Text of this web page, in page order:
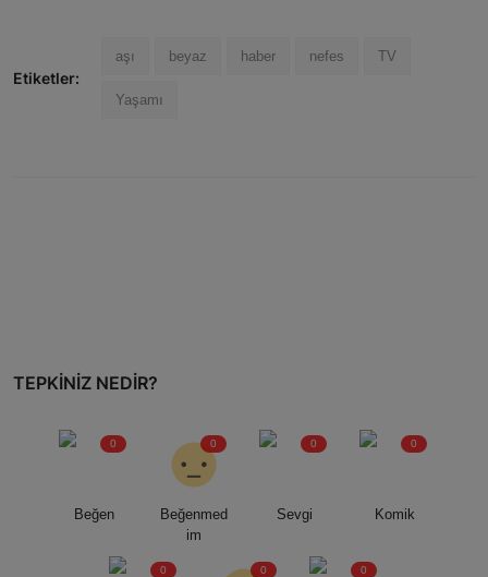
Etiketler:
aşı beyaz haber nefes TV
Yaşamı
TEPKINIZ NEDIR?
Beğen
0
Beğenmed
im
0
Sevgi
0
Komik
0
0 0 0